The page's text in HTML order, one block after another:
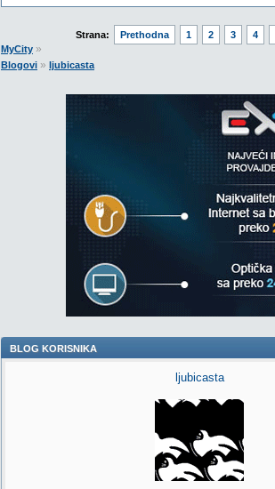
Strana: Prethodna 1 2 3 4
MyCity »
Blogovi » ljubicasta
BLOG KORISNIKA
ljubicasta